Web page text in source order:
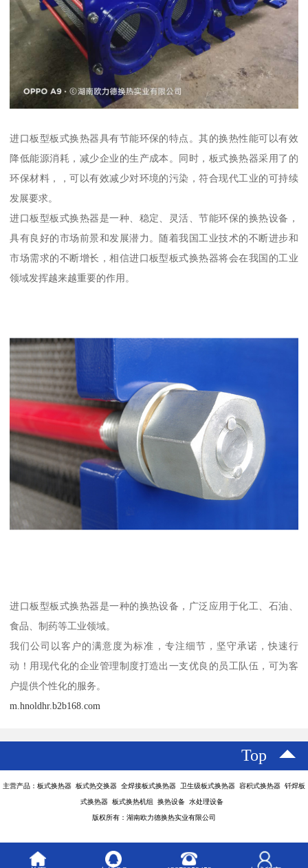
进口板型板式换热器具有节能环保的特点。其的换热性能可以有效
降低能源消耗，减少企业的生产成本。同时，板式换热器采用了的
环保材料，，可以有效减少对环境的污染，符合现代工业的可持续
发展要求。
进口板型板式换热器是一种、稳定、灵活、节能环保的换热设备，
具有良好的市场前景和发展潜力。随着我国工业技术的不断进步和
市场需求的不断增长，相信进口板型板式换热器将会在我国的工业
领域发挥越来越重要的作用。
进口板型板式换热器是一种的换热设备，广泛应用于化工、石油、
食品、制药等工业领域。
我们公司以客户的满意度为标准，专注细节，坚守承诺，快速行
动！用现代化的企业管理制度打造出一支优良的员工队伍，可为客
户提供个性化的服务。
m.hnoldhr.b2b168.com
Top
主营产品：板式换热器 板式热交换器 全焊接板式换热器 卫生级板式换热器 容积式换热器 钎焊板
式换热器 板式换热机组 换热设备 水处理设备
版权所有：湖南欧力德换热实业有限公司